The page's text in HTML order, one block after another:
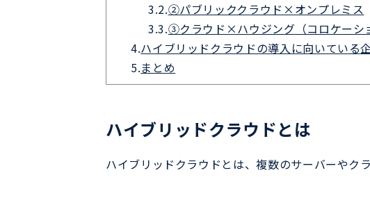
3.2.②パブリッククラウド×オンプレミス
3.3.③クラウド×ハウジング（コロケーシ
4.ハイブリッドクラウドの導入に向いている
5.まとめ
ハイブリッドクラウドとは
ハイブリッドクラウドとは、複数のサーバーやク